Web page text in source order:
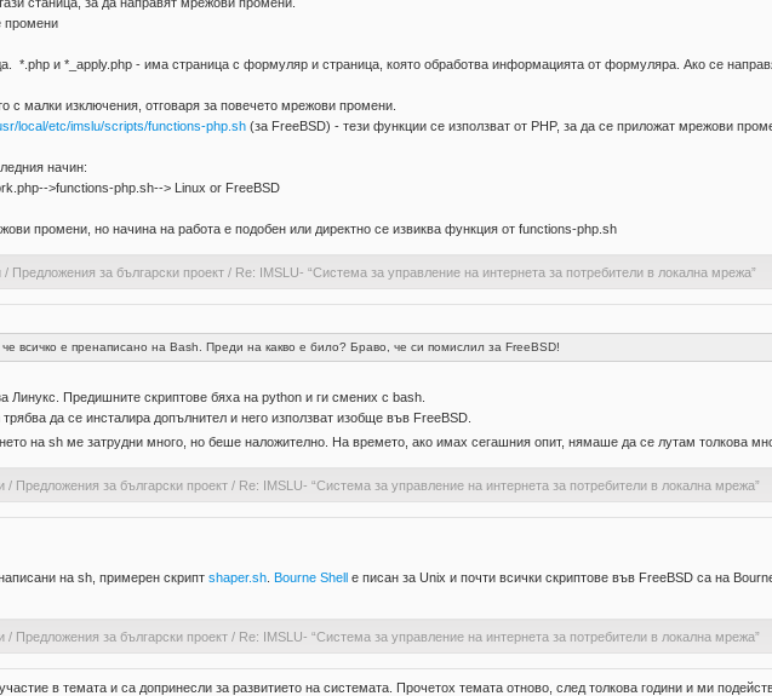
промени
*.php и *_apply.php - има страница с формуляр и страница, която обработва информацията от формуляра. Ако се
с малки изключения, отговаря за повечето мрежови промени.
local/etc/imslu/scripts/functions-php.sh(за FreeBSD) - тези функции се използват от PHP, за да се приложат мрежови
начин:
>functions-php.sh--> Linux or FreeBSD
промени, но начина на работа е подобен или директно се извиква функция от functions-php.sh
/ Предложения за български проект/ Re: IMSLU- “Система за управление на интернета за потребители в локална мрежа”
всичко е пренаписано на Bash. Преди на какво е било? Браво, че си помислил за FreeBSD!
Линукс. Предишните скриптове бяха на python и ги смених с bash.
да се инсталира допълнител и него използват изобще във FreeBSD.
на sh ме затрудни много, но беше наложително. На времето, ако имах сегашния опит, нямаше да се лутам толкова
/ Предложения за български проект/ Re: IMSLU- “Система за управление на интернета за потребители в локална мрежа”
на sh, примерен скрипт shaper.sh. Bourne Shell е писан за Unix и почти всички скриптове във FreeBSD са на Bourne
/ Предложения за български проект/ Re: IMSLU- “Система за управление на интернета за потребители в локална мрежа”
в темата и са допринесли за развитието на системата. Прочетох темата отново, след толкова години и ми